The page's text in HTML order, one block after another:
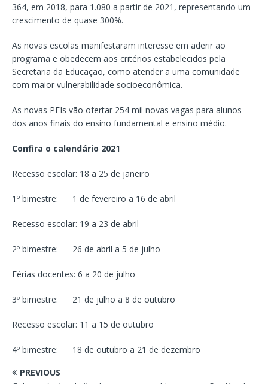
364, em 2018, para 1.080 a partir de 2021, representando um
crescimento de quase 300%.
As novas escolas manifestaram interesse em aderir ao
programa e obedecem aos critérios estabelecidos pela
Secretaria da Educação, como atender a uma comunidade
com maior vulnerabilidade socioeconômica.
As novas PEIs vão ofertar 254 mil novas vagas para alunos
dos anos finais do ensino fundamental e ensino médio.
Confira o calendário 2021
Recesso escolar: 18 a 25 de janeiro
1º bimestre: 1 de fevereiro a 16 de abril
Recesso escolar: 19 a 23 de abril
2º bimestre: 26 de abril a 5 de julho
Férias docentes: 6 a 20 de julho
3º bimestre: 21 de julho a 8 de outubro
Recesso escolar: 11 a 15 de outubro
4º bimestre: 18 de outubro a 21 de dezembro
PREVIOUS